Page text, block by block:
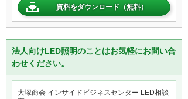
資料をダウンロード（無料）
法人向けLED照明のことはお気軽にお問い合
わせください。
大塚商会 インサイドビジネスセンター LED相談